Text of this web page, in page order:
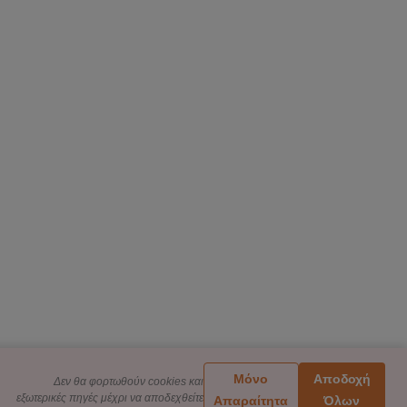
Δεν θα φορτωθούν cookies και
εξωτερικές πηγές μέχρι να αποδεχθείτε
Μόνο
Απαραίτητα
Αποδοχή
Όλων